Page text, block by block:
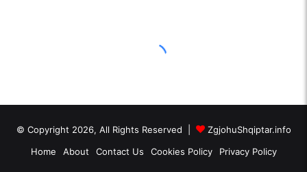
© Copyright 2026, All Rights Reserved |
ZgjohuShqiptar.info
Home
About Contact Us Cookies Policy Privacy Policy